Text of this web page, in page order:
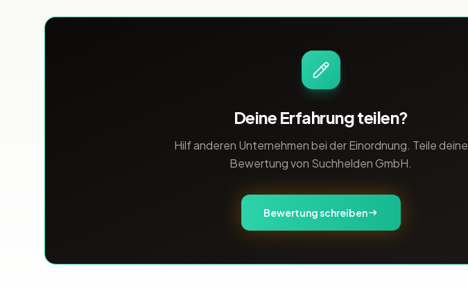
Cont
Konzept
Deine Erfahrung teilen?
Hilf anderen Unternehmen bei der Einordnung. Teile deine
Bewertung von Suchhelden GmbH.
Bewertung schreiben